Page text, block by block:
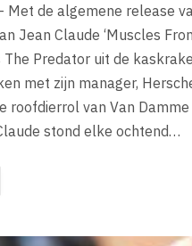
– Met de algemene release
Jean Claude ‘Muscles
The Predator uit de
met zijn manager,
roofdierrol van Van
stond elke ochtend…